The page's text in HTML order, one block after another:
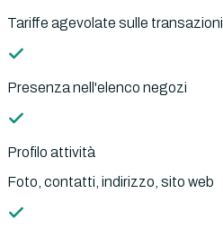
Tariffe agevolate sulle transazioni
Presenza nell'elenco negozi
Profilo attività
Foto, contatti, indirizzo, sito web